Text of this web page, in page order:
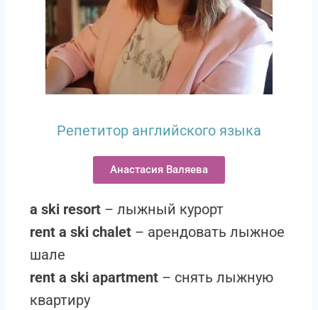
Репетитор английского языка
Анастасия Валяева
a ski resort – лыжный курорт
rent a ski chalet – арендовать лыжное
шале
rent a ski apartment – снять лыжную
квартиру